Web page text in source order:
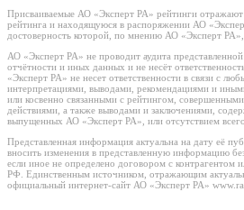
Присваиваемые АО «Эксперт РА» рейтинги
рейтинга и находящуюся в распоряжении АО
достоверность которой, по мнению АО «Эксперт
АО «Эксперт РА» не проводит аудита
отчётности и иных данных и не несёт
«Эксперт РА» не несет ответственности в связи с
интерпретациями, выводами, рекомендациями и
или косвенно связанными с рейтингом,
действиями, а также выводами и заключениями,
выпущенных АО «Эксперт РА», или отсутствием
Представленная информация актуальна на дату её
вносить изменения в представленную информацию
если иное не определено договором с контрагентом
РФ. Единственным источником, отражающим
официальный интернет-сайт АО «Эксперт РА»